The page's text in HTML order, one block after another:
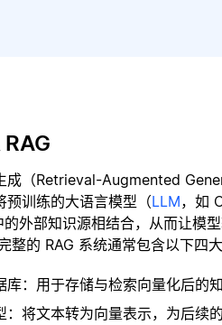
成（Retrieval-Augmented
预训练的大语言模型（LLM，如
的外部知识源相结合，从而让模
整的 RAG 系统通常包含以下四大
库：用于存储与检索向量化后的知
：将文本转为向量表示，为后续